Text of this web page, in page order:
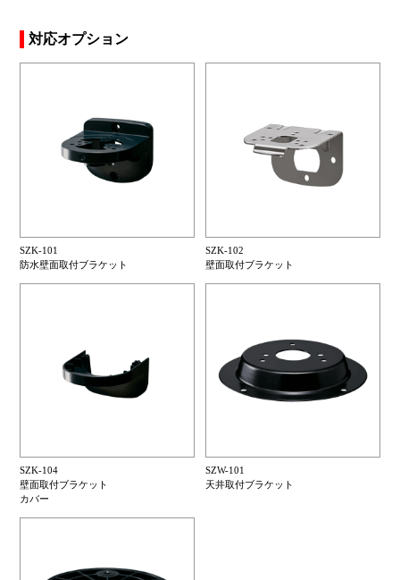
対応オプション
SZK-101
防水壁面取付ブラケット
SZK-102
壁面取付ブラケット
SZK-104
壁面取付ブラケット
カバー
SZW-101
天井取付ブラケット